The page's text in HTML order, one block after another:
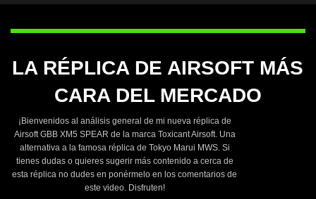
LA RÉPLICA DE AIRSOFT MÁS
CARA DEL MERCADO
¡Bienvenidos al análisis general de mi nueva réplica de
Airsoft GBB XM5 SPEAR de la marca Toxicant Airsoft. Una
alternativa a la famosa réplica de Tokyo Marui MWS. Si
tienes dudas o quieres sugerir más contenido a cerca de
esta réplica no dudes en ponérmelo en los comentarios de
este video. Disfruten!